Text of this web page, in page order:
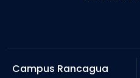
Campus Rancagua